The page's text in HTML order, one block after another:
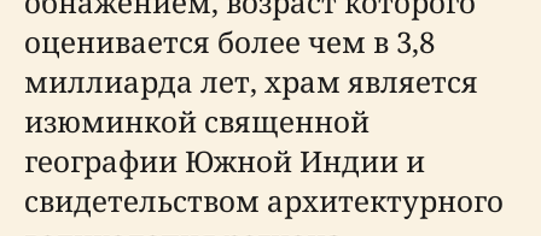
оценивается более чем в 3,8
миллиарда лет, храм является
изюминкой священной
географии Южной Индии и
свидетельством архитектурного